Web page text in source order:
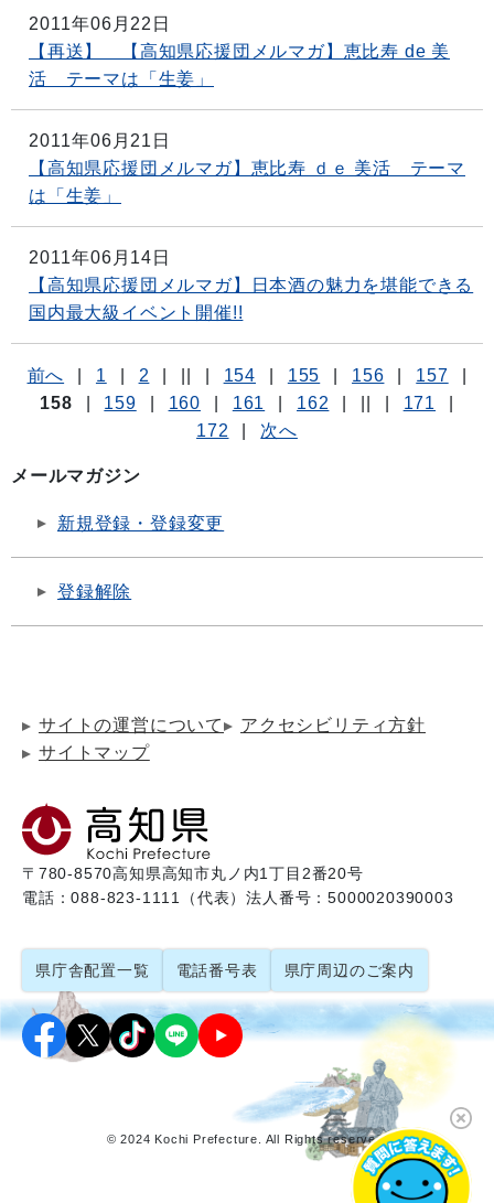
2011年06月22日
【再送】 【高知県応援団メルマガ】恵比寿 de 美
活 テーマは「生姜」
2011年06月21日
【高知県応援団メルマガ】恵比寿 ｄｅ 美活 テーマ
は「生姜」
2011年06月14日
【高知県応援団メルマガ】日本酒の魅力を堪能できる
国内最大級イベント開催!!
前へ 1 2 154 155 156 157
158
159 160 161 162 171
172
次へ
メールマガジン
新規登録・登録変更
登録解除
サイトの運営について
アクセシビリティ方針
サイトマップ
〒780-8570高知県高知市丸ノ内1丁目2番20号
電話：088-823-1111（代表）法人番号：5000020390003
県庁舎配置一覧 電話番号表 県庁周辺のご案内
© 2024 Kochi Prefecture. All Rights reserved.